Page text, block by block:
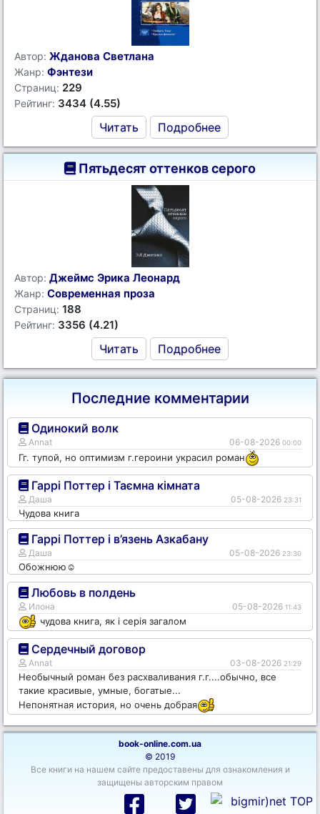
Автор: Жданова Светлана
Жанр: Фэнтези
Страниц: 229
Рейтинг: 3434 (4.55)
Читать Подробнее
Пятьдесят оттенков серого
Автор: Джеймс Эрика Леонард
Жанр: Современная проза
Страниц: 188
Рейтинг: 3356 (4.21)
Читать Подробнее
Последние комментарии
Одинокий волк
Annat 06-08-2026 00:00
Гг. тупой, но оптимизм г.героини украсил роман
Гаррі Поттер і Таємна кімната
Даша 05-08-2026 23:31
Чудова книга
Гаррі Поттер і в’язень Азкабану
Даша 05-08-2026 23:30
Обожнюю☺️
Любовь в полдень
Илона 05-08-2026 11:43
чудова книга, як і серія загалом
Сердечный договор
Annat 03-08-2026 21:29
Необычный роман без расхваливания г.г....обычно, все
такие красивые, умные, богатые...
Непонятная история, но очень добрая
book-online.com.ua
© 2019
Все книги на нашем сайте предоставены для ознакомления и
защищены авторским правом